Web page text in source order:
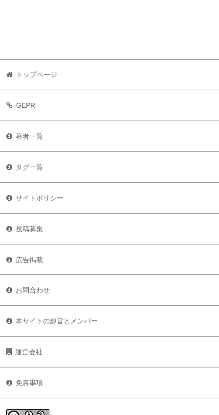
トップページ
GEPR
著者一覧
タグ一覧
サイトポリシー
投稿募集
広告掲載
お問合わせ
本サイトの趣旨とメンバー
運営会社
免責事項